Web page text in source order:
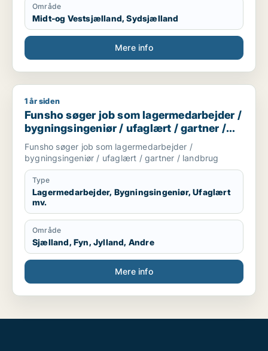
Område
Midt-og Vestsjælland, Sydsjælland
Mere info
Funsho søger job som lagermedarbejder /
1 år siden
Funsho søger job som lagermedarbejder /
bygningsingeniør / ufaglært / gartner /
landbrug
Funsho søger job som lagermedarbejder /
bygningsingeniør / ufaglært / gartner / landbrug
Type
Lagermedarbejder, Bygningsingeniør, Ufaglært
mv.
Område
Sjælland, Fyn, Jylland, Andre
Mere info